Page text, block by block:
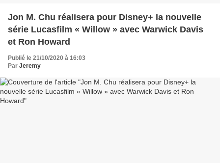
Jon M. Chu réalisera pour Disney+ la nouvelle
série Lucasfilm « Willow » avec Warwick Davis
et Ron Howard
Publié le 21/10/2020 à 16:03
Par Jeremy